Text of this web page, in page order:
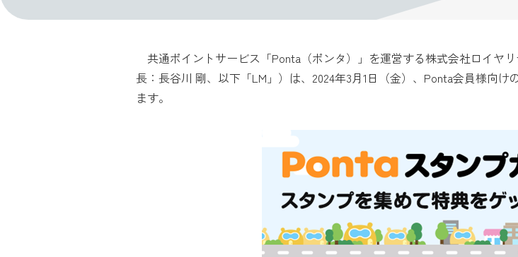
共通ポイントサービス「Ponta（ポンタ）」を運営する株式会社ロイヤ
長：長谷川 剛、以下「LM」）は、2024年3月1日（金）、Ponta会員様向
ます。